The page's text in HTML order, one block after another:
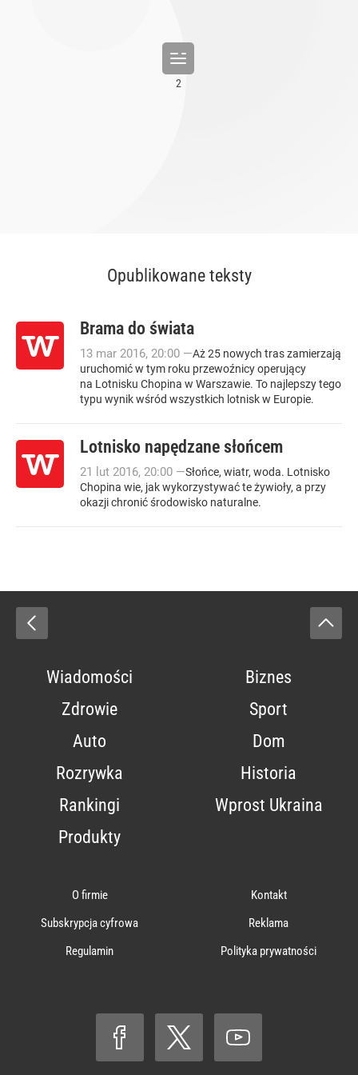
Opublikowane teksty
Brama do świata
13 mar 2016, 20:00 —Aż 25 nowych tras zamierzają
uruchomić w tym roku przewoźnicy operujący
na Lotnisku Chopina w Warszawie. To najlepszy tego
typu wynik wśród wszystkich lotnisk w Europie.
Lotnisko napędzane słońcem
21 lut 2016, 20:00 —Słońce, wiatr, woda. Lotnisko
Chopina wie, jak wykorzystywać te żywioły, a przy
okazji chronić środowisko naturalne.
Wiadomości
Biznes
Zdrowie
Sport
Auto
Dom
Rozrywka
Historia
Rankingi
Wprost Ukraina
Produkty
O firmie
Kontakt
Subskrypcja cyfrowa
Reklama
Regulamin
Polityka prywatności